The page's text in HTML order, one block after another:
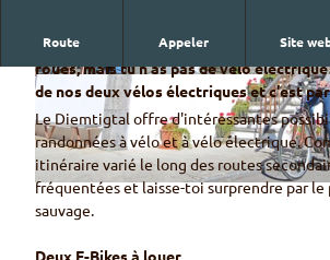
© Naturpark Diemtigtal
© Naturpark Diemtigtal
O
n
l
i
n
e
Route Appeler Site
Tu veux découvrir le parc naturel
roues, mais tu n'as pas de vélo
de nos deux vélos électriques et c'est
Le Diemtigtal offre d'intéressantes
randonnées à vélo et à vélo électrique.
itinéraire varié le long des routes
fréquentées et laisse-toi surprendre par le
sauvage.
Deux E-Bikes à louer